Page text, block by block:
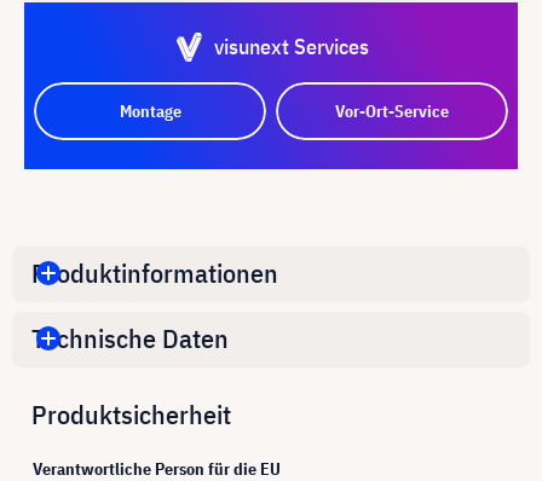
visunext Services
Montage Vor-Ort-Service
Produktinformationen
Technische Daten
Produktsicherheit
Verantwortliche Person für die EU